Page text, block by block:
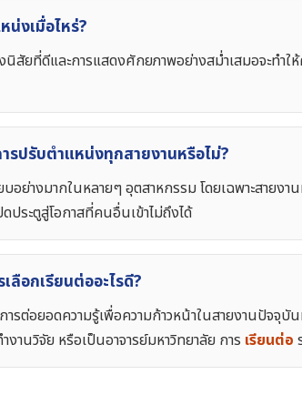
งเมื่อไหร่?
สัยที่ดีและการแสดงศักยภาพอย่างสม่ำเสมอจะทำ
รปรับตำแหน่งทุกสายงานหรือไม่?
อย่างมากในหลายๆ อุตสาหกรรม โดยเฉพาะสายง
ดประตูสู่โอกาสที่คนอื่นเข้าไม่ถึงได้
อกเรียนต่ออะไรดี?
ต่อยอดความรู้เพื่อความก้าวหน้าในสายงานปัจจุบั
นวิจัย หรือเป็นอาจารย์มหาวิทยาลัย การ เรียนต่อ